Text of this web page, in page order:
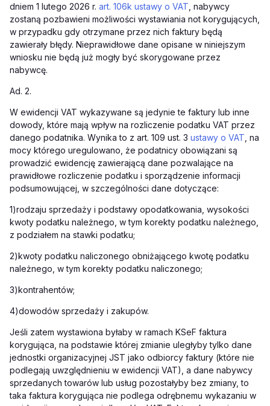
dniem 1 lutego 2026 r. art. 106k ustawy o VAT , nabywcy
zostaną pozbawieni możliwości wystawiania not korygujących,
w przypadku gdy otrzymane przez nich faktury będą
zawierały błędy. Nieprawidłowe dane opisane w niniejszym
wniosku nie będą już mogły być skorygowane przez
nabywcę.
Ad. 2.
W ewidencji VAT wykazywane są jedynie te faktury lub inne
dowody, które mają wpływ na rozliczenie podatku VAT przez
danego podatnika. Wynika to z art. 109 ust. 3 ustawy o VAT , na
mocy którego uregulowano, że podatnicy obowiązani są
prowadzić ewidencję zawierającą dane pozwalające na
prawidłowe rozliczenie podatku i sporządzenie informacji
podsumowującej, w szczególności dane dotyczące:
1)rodzaju sprzedaży i podstawy opodatkowania, wysokości
kwoty podatku należnego, w tym korekty podatku należnego,
z podziałem na stawki podatku;
2)kwoty podatku naliczonego obniżającego kwotę podatku
należnego, w tym korekty podatku naliczonego;
3)kontrahentów;
4)dowodów sprzedaży i zakupów.
Jeśli zatem wystawiona byłaby w ramach KSeF faktura
korygująca, na podstawie której zmianie uległyby tylko dane
jednostki organizacyjnej JST jako odbiorcy faktury (które nie
podlegają uwzględnieniu w ewidencji VAT), a dane nabywcy
sprzedanych towarów lub usług pozostałyby bez zmiany, to
taka faktura korygująca nie podlega odrębnemu wykazaniu w